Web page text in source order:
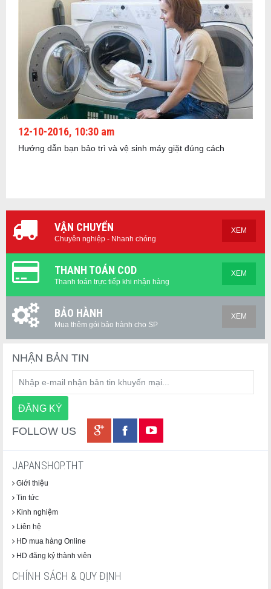
12-10-2016, 10:30 am
Hướng dẫn bạn bảo trì và vệ sinh máy giặt đúng cách
VẬN CHUYỂN
Chuyên nghiệp - Nhanh chóng
XEM
THANH TOÁN COD
Thanh toán trực tiếp khi nhận hàng
XEM
BẢO HÀNH
Mua thêm gói bảo hành cho SP
XEM
NHẬN BẢN TIN
FOLLOW US
JAPANSHOP.THT
Giới thiệu
Tin tức
Kinh nghiệm
Liên hệ
HD mua hàng Online
HD đăng ký thành viên
CHÍNH SÁCH & QUY ĐỊNH